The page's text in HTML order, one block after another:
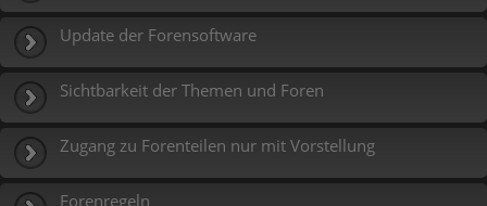
Update der Forensoftware
Sichtbarkeit der Themen und Foren
Zugang zu Forenteilen nur mit Vorstellung
Forenregeln